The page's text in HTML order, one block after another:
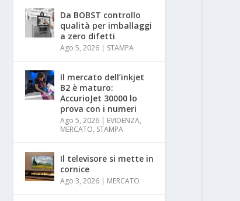
Da BOBST controllo
qualità per imballaggi
a zero difetti
Ago 5, 2026 | STAMPA
Il mercato dell’inkjet
B2 è maturo:
AccurioJet 30000 lo
prova con i numeri
Ago 5, 2026 | EVIDENZA,
MERCATO, STAMPA
Il televisore si mette in
cornice
Ago 3, 2026 | MERCATO